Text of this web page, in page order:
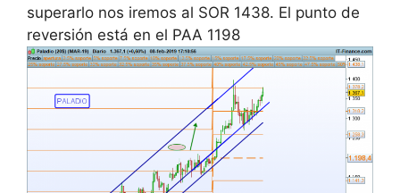
superarlo nos iremos al SOR 1438. El punto de
reversión está en el PAA 1198